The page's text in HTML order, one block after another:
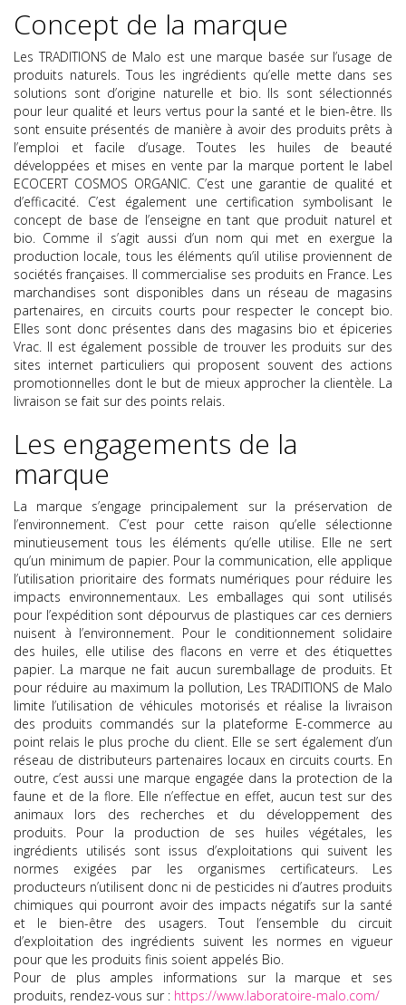
Concept de la marque
Les TRADITIONS de Malo est une marque basée sur l’usage de
produits naturels. Tous les ingrédients qu’elle mette dans ses
solutions sont d’origine naturelle et bio. Ils sont sélectionnés
pour leur qualité et leurs vertus pour la santé et le bien-être. Ils
sont ensuite présentés de manière à avoir des produits prêts à
l’emploi et facile d’usage. Toutes les huiles de beauté
développées et mises en vente par la marque portent le label
ECOCERT COSMOS ORGANIC. C’est une garantie de qualité et
d’efficacité. C’est également une certification symbolisant le
concept de base de l’enseigne en tant que produit naturel et
bio. Comme il s’agit aussi d’un nom qui met en exergue la
production locale, tous les éléments qu’il utilise proviennent de
sociétés françaises. Il commercialise ses produits en France. Les
marchandises sont disponibles dans un réseau de magasins
partenaires, en circuits courts pour respecter le concept bio.
Elles sont donc présentes dans des magasins bio et épiceries
Vrac. Il est également possible de trouver les produits sur des
sites internet particuliers qui proposent souvent des actions
promotionnelles dont le but de mieux approcher la clientèle. La
livraison se fait sur des points relais.
Les engagements de la
marque
La marque s’engage principalement sur la préservation de
l’environnement. C’est pour cette raison qu’elle sélectionne
minutieusement tous les éléments qu’elle utilise. Elle ne sert
qu’un minimum de papier. Pour la communication, elle applique
l’utilisation prioritaire des formats numériques pour réduire les
impacts environnementaux. Les emballages qui sont utilisés
pour l’expédition sont dépourvus de plastiques car ces derniers
nuisent à l’environnement. Pour le conditionnement solidaire
des huiles, elle utilise des flacons en verre et des étiquettes
papier. La marque ne fait aucun suremballage de produits. Et
pour réduire au maximum la pollution, Les TRADITIONS de Malo
limite l’utilisation de véhicules motorisés et réalise la livraison
des produits commandés sur la plateforme E-commerce au
point relais le plus proche du client. Elle se sert également d’un
réseau de distributeurs partenaires locaux en circuits courts. En
outre, c’est aussi une marque engagée dans la protection de la
faune et de la flore. Elle n’effectue en effet, aucun test sur des
animaux lors des recherches et du développement des
produits. Pour la production de ses huiles végétales, les
ingrédients utilisés sont issus d’exploitations qui suivent les
normes exigées par les organismes certificateurs. Les
producteurs n’utilisent donc ni de pesticides ni d’autres produits
chimiques qui pourront avoir des impacts négatifs sur la santé
et le bien-être des usagers. Tout l’ensemble du circuit
d’exploitation des ingrédients suivent les normes en vigueur
pour que les produits finis soient appelés Bio.
Pour de plus amples informations sur la marque et ses
produits, rendez-vous sur : https://www.laboratoire-malo.com/